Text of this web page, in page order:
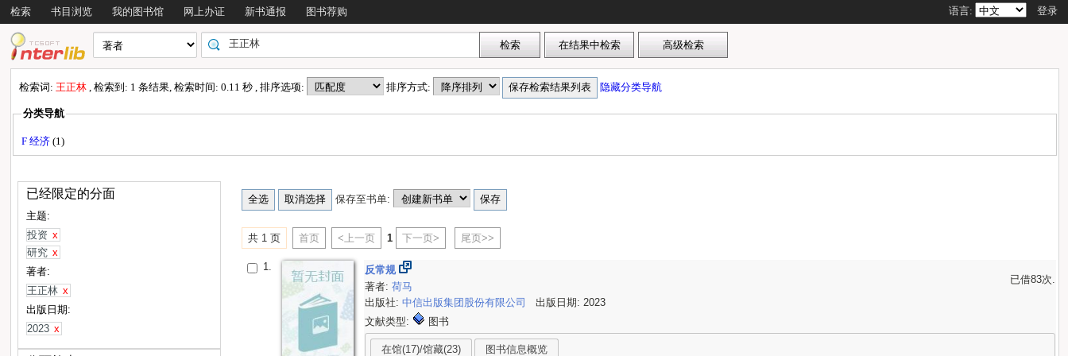
检索 书目浏览 我的图书馆 网上办证 新书通报 图书荐购 语言: 登录
检索词:王正林, 检索到: 1 条结果, 检索时间: 0.11 秒 , 排序选项: 排序方式: 隐藏分类导航
分类导航
F 经济(1)
已经限定的分面
主题:
投资 x
研究 x
著者:
王正林 x
出版日期:
2023 x
保存至书单:
共 1 页 首页 <上一页 1 下一页> 尾页>>
1.
反常规
已借83次.
著者:荷马
出版社:中信出版集团股份有限公司
出版日期: 2023
文献类型:
图书
在馆(17)/馆藏(23) 图书信息概览